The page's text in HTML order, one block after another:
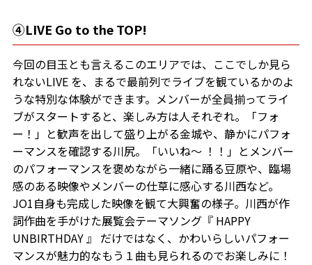
④LIVE Go to the TOP!
今回の目玉とも言えるこのエリアでは、ここでしか見ら
れないLIVE を、まるで最前列でライブを観ているかのよ
うな特別な体験ができます。メンバーが全員揃ってライ
ブがスタートすると、楽しみ方は人それぞれ。「フォ
ー！」と歓声を出して盛り上がる金城や、静かにパフォ
ーマンスを確認する川尻。「いいね〜 ！！」とメンバー
のパフォーマンスを褒めながら一緒に踊る豆原や、臨場
感のある映像やメンバーの仕草に感心する川西など。
JO1自身も完成した映像を観て大興奮の様子。川西が作
詞作曲を手がけた展覧会テーマソング『 HAPPY
UNBIRTHDAY 』 だけではなく、かわいらしいパフォー
マンスが魅力的なもう１曲も見られるのでお楽しみに！